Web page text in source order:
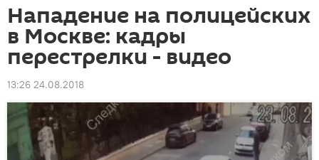
Нападение на полицейских
в Москве: кадры
перестрелки - видео
13:26 24.08.2018